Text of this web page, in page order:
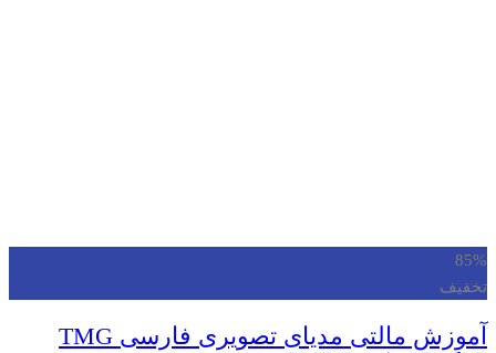
85%
تخفیف
آموزش مالتی مدیای تصویری فارسی TMG